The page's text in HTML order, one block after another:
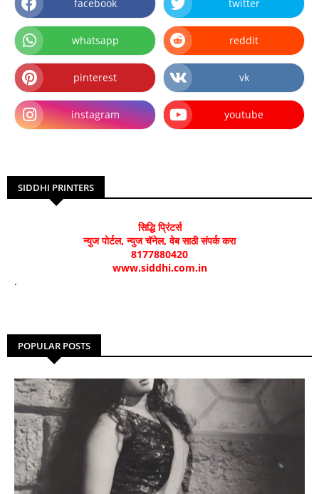
facebook twitter
whatsapp reddit
pinterest vk
instagram youtube
SIDDHI PRINTERS
सिद्धि प्रिंटर्स
न्युज पोर्टल, न्युज चॅनेल, वेब साठी संपर्क करा
8177880420
www.siddhi.com.in
.
POPULAR POSTS